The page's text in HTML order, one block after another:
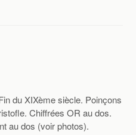
du XIXème siècle. Poinçons
Chiffrées OR au dos.
au dos (voir photos).